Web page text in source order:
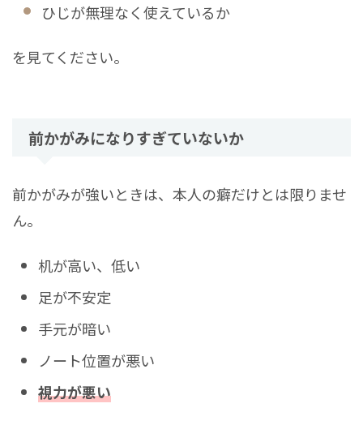
ひじが無理なく使えているか
を見てください。
前かがみになりすぎていないか
前かがみが強いときは、本人の癖だけとは限りませ
ん。
机が高い、低い
足が不安定
手元が暗い
ノート位置が悪い
視力が悪い